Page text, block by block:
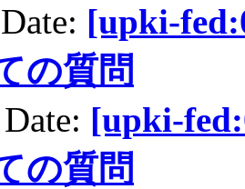
[upki-
の質問
[upki-
の質問